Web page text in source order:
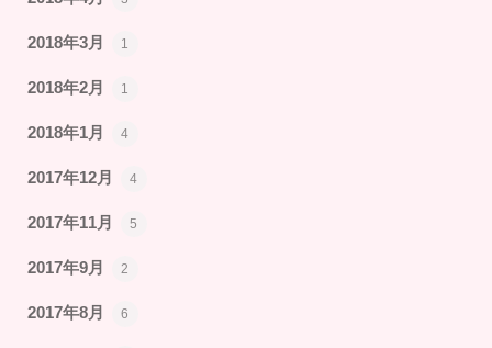
2018年3月 1
2018年2月 1
2018年1月 4
2017年12月 4
2017年11月 5
2017年9月 2
2017年8月 6